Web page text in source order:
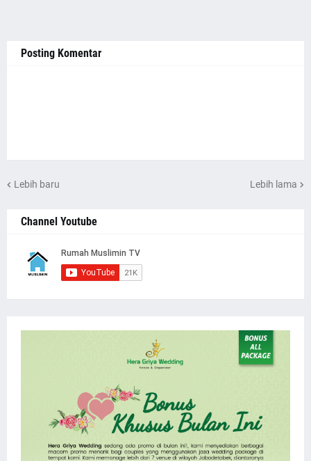
Posting Komentar
Lebih baru Lebih lama
Channel Youtube